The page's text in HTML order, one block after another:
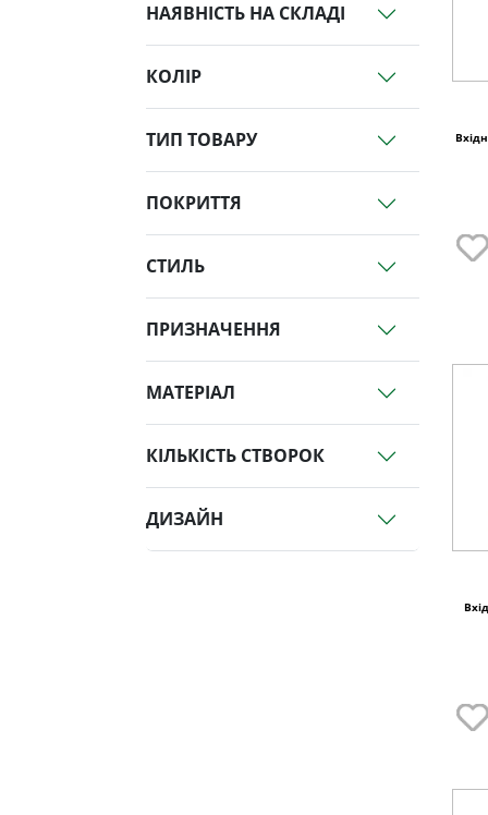
НАЯВНІСТЬ НА СКЛАДІ
КОЛІР
ТИП ТОВАРУ
ПОКРИТТЯ
СТИЛЬ
ПРИЗНАЧЕННЯ
МАТЕРІАЛ
КІЛЬКІСТЬ СТВОРОК
ДИЗАЙН